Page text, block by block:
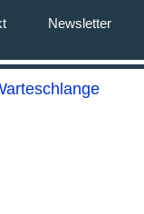
Newsletter